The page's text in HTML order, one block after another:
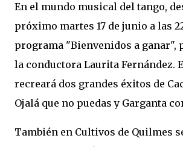
En el mundo musical del tango,
próximo martes 17 de junio a las
programa "Bienvenidos a ganar",
la conductora Laurita Fernández.
recreará dos grandes éxitos de
Ojalá que no puedas y Garganta
También en Cultivos de Quilmes